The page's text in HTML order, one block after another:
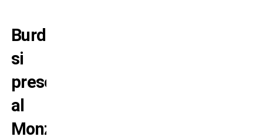
Burdisso
si
presenta
al
Monza